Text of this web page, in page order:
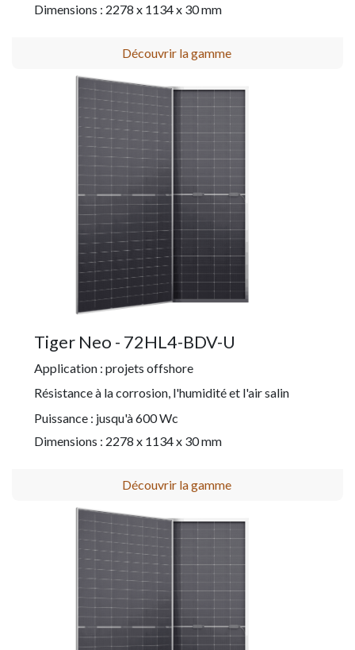
Dimensions : 2278 x 1134 x 30 mm
Découvrir la gamme
Tiger Neo - 72HL4-BDV-U
Application : projets offshore
Résistance à la corrosion, l'humidité et l'air salin
Puissance : jusqu'à 600 Wc
Dimensions : 2278 x 1134 x 30 mm
Découvrir la gamme